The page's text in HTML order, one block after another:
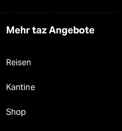
Mehr taz Angebote
Reisen
Kantine
Shop